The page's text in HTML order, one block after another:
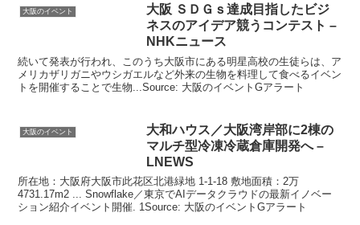
大阪のイベント 大阪 ＳＤＧｓ達成目指したビジ
ネスのアイデア競うコンテスト –
NHKニュース
続いて発表が行われ、このうち大阪市にある明星高校の生徒らは、ア
メリカザリガニやウシガエルなど外来の生物を料理して食べるイベン
トを開催することで生物...Source: 大阪のイベントGアラート
大阪のイベント 大和ハウス／大阪湾岸部に2棟の
マルチ型冷凍冷蔵倉庫開発へ –
LNEWS
所在地：大阪府大阪市此花区北港緑地 1-1-18 敷地面積：2万
4731.17m2 ... Snowflake／東京でAIデータクラウドの最新イノベー
ション紹介イベント開催. 1Source: 大阪のイベントGアラート